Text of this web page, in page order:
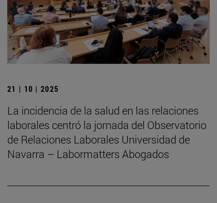
21 | 10 | 2025
La incidencia de la salud en las relaciones
laborales centró la jornada del Observatorio
de Relaciones Laborales Universidad de
Navarra – Labormatters Abogados